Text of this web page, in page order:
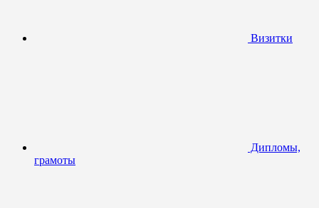
Визитки
Дипломы,
грамоты